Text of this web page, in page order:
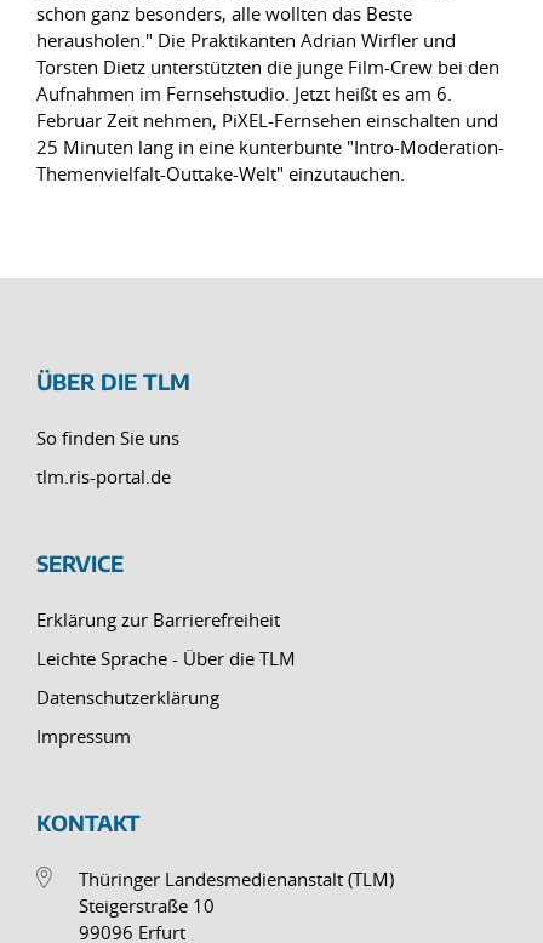
schon ganz besonders, alle wollten das Beste
herausholen." Die Praktikanten Adrian Wirfler und
Torsten Dietz unterstützten die junge Film-Crew bei den
Aufnahmen im Fernsehstudio. Jetzt heißt es am 6.
Februar Zeit nehmen, PiXEL-Fernsehen einschalten und
25 Minuten lang in eine kunterbunte "Intro-Moderation-
Themenvielfalt-Outtake-Welt" einzutauchen.
ÜBER DIE TLM
So finden Sie uns
tlm.ris-portal.de
SERVICE
Erklärung zur Barrierefreiheit
Leichte Sprache - Über die TLM
Datenschutzerklärung
Impressum
KONTAKT
Thüringer Landesmedienanstalt (TLM)
Steigerstraße 10
99096 Erfurt